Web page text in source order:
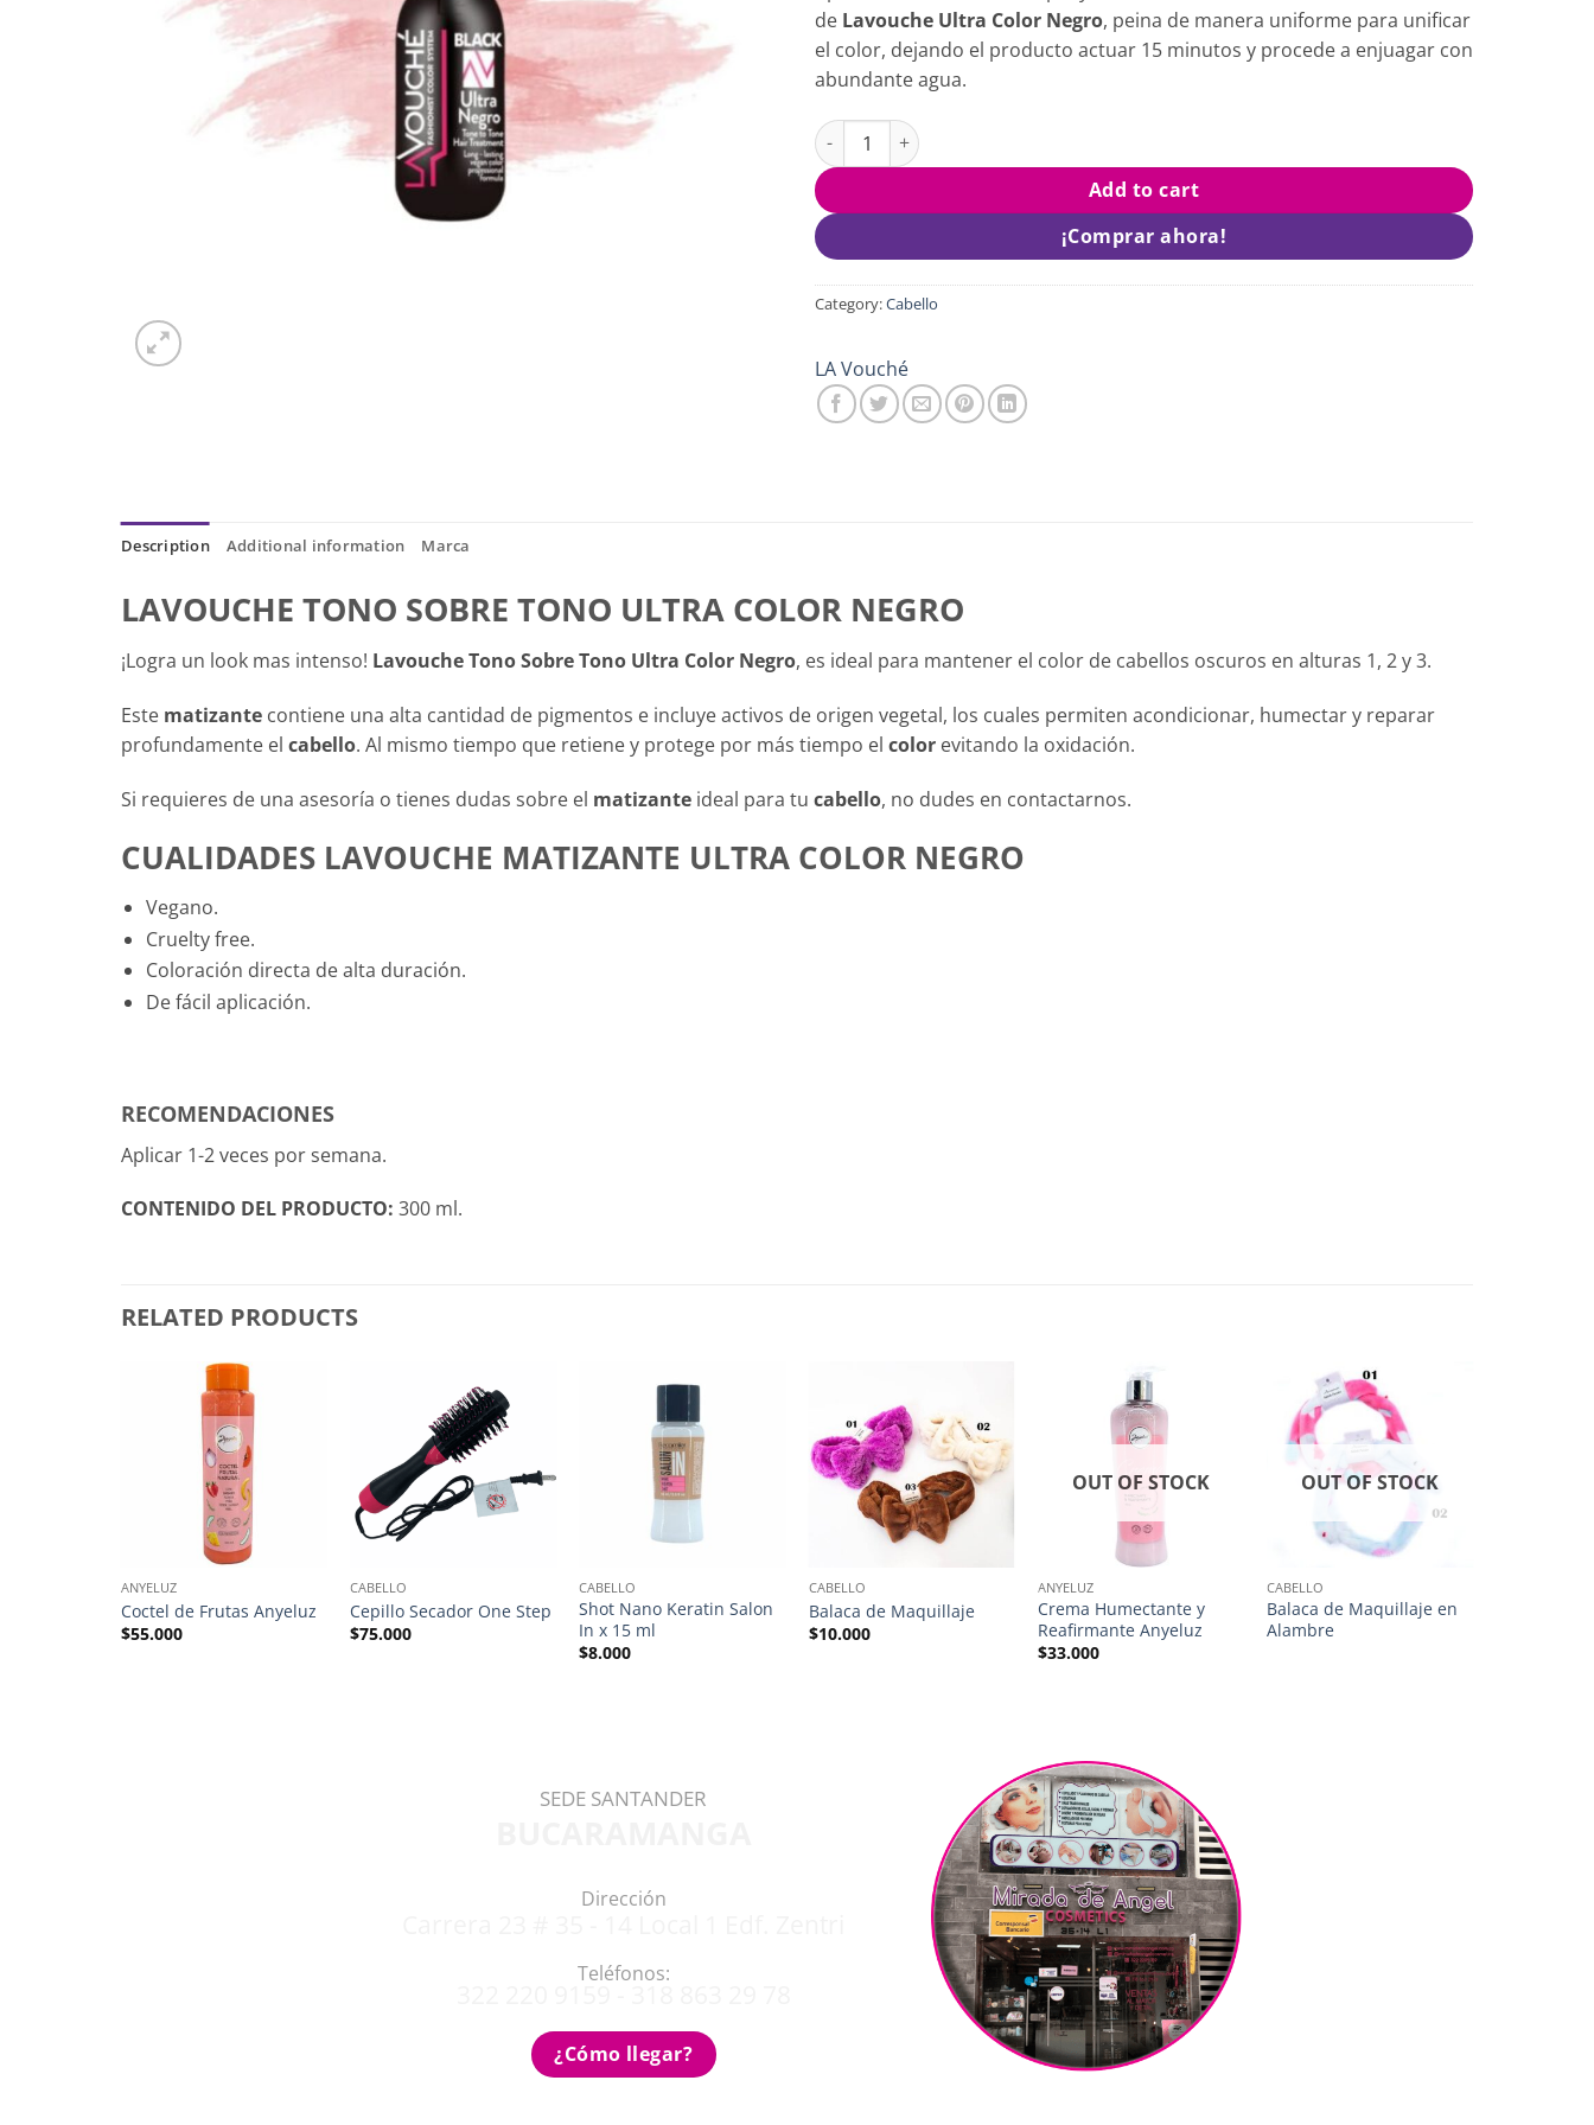
de Lavouche Ultra Color Negro, peina de manera uniforme para unificar
el color, dejando el producto actuar 15 minutos y procede a enjuagar con
abundante agua.
Lavouche Tono Sobre Tono Ultra Color Negro quantity
Add to cart
¡Comprar ahora!
Category:Cabello
LA Vouché
Description Additional information Marca
LAVOUCHE TONO SOBRE TONO ULTRA COLOR NEGRO
¡Logra un look mas intenso! Lavouche Tono Sobre Tono Ultra Color Negro, es ideal para mantener el color de cabellos oscuros en alturas 1, 2 y 3.
Este matizante contiene una alta cantidad de pigmentos e incluye activos de origen vegetal, los cuales permiten acondicionar, humectar y reparar
profundamente el cabello. Al mismo tiempo que retiene y protege por más tiempo el color evitando la oxidación.
Si requieres de una asesoría o tienes dudas sobre el matizante ideal para tu cabello, no dudes en contactarnos.
CUALIDADES LAVOUCHE MATIZANTE ULTRA COLOR NEGRO
Vegano.
Cruelty free.
Coloración directa de alta duración.
De fácil aplicación.
RECOMENDACIONES
Aplicar 1-2 veces por semana.
CONTENIDO DEL PRODUCTO: 300 ml.
RELATED PRODUCTS
ANYELUZ
Coctel de Frutas Anyeluz
$55.000
CABELLO
Cepillo Secador One Step
$75.000
CABELLO
Shot Nano Keratin Salon
In x 15 ml
$8.000
CABELLO
Balaca de Maquillaje
$10.000
OUT OF STOCK
ANYELUZ
Crema Humectante y
Reafirmante Anyeluz
$33.000
OUT OF STOCK
CABELLO
Balaca de Maquillaje en
Alambre
SEDE SANTANDER
Dirección
Teléfonos:
¿Cómo llegar?